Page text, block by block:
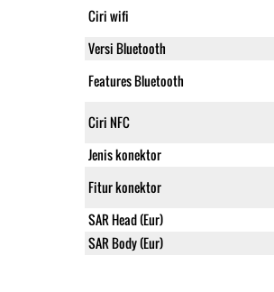
Ciri wifi
Versi Bluetooth
Features Bluetooth
Ciri NFC
Jenis konektor
Fitur konektor
SAR Head (Eur)
SAR Body (Eur)